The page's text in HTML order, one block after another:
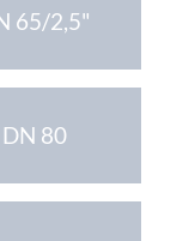
65/2,5"
DN 80